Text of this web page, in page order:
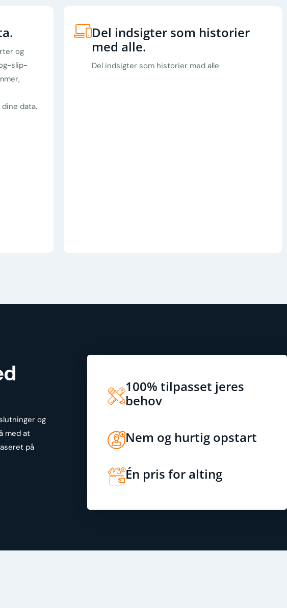
.
og
slip-
data.
Del indsigter som historier
med alle.
Del indsigter som historier med alle
og
med at
på
100% tilpasset jeres
behov
Nem og hurtig opstart
Én pris for alting